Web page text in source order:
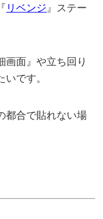
リベンジ 』ステー
画面』や立ち回り
です。
都合で貼れない場